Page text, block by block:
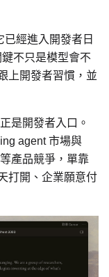
經進入開發者日
不只是模型會不
上開發者習慣，並
是開發者入口。
agent 市場與
產品競爭，單靠
打開、企業願意付